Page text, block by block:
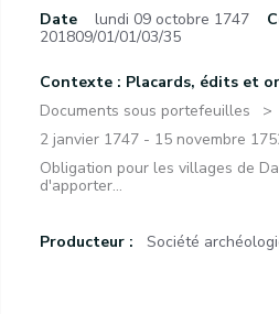
Date lundi 09 octobre 1747
201809/01/01/03/35
Contexte : Placards, édits et
Documents sous portefeuilles
2 janvier 1747 - 15 novembre
Obligation pour les villages de
d'apporter...
Producteur : Société